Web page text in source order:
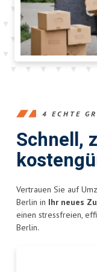
4 ECHTE
Schnell,
Vertrauen Sie auf
Berlin in Ihr neues
einen stressfreien,
Berlin.